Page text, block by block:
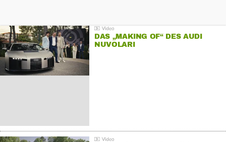
DAS „MAKING OF“ DES AUDI
NUVOLARI